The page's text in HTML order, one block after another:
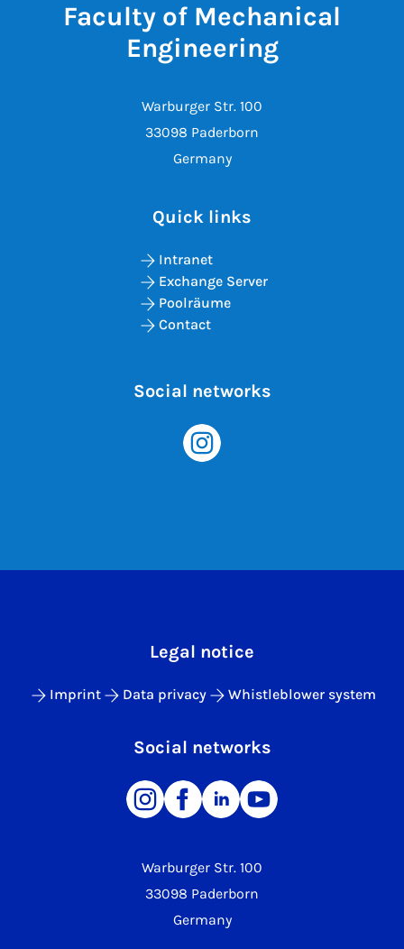
Faculty of Mechanical
Engineering
Warburger Str. 100
33098 Paderborn
Germany
Quick links
Intranet
Exchange Server
Poolräume
Contact
Social networks
Warburger Str. 100
33098 Paderborn
Germany
Legal notice
Imprint Data privacy Whistleblower system
Social networks